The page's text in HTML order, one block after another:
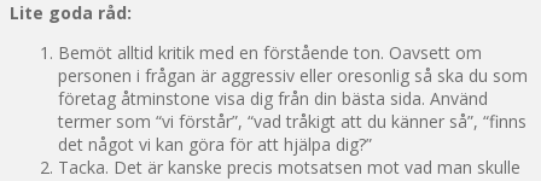
Lite goda råd:
Bemöt alltid kritik med en förstående ton. Oavsett om
personen i frågan är aggressiv eller oresonlig så ska du som
företag åtminstone visa dig från din bästa sida. Använd
termer som “vi förstår”, “vad tråkigt att du känner så”, “finns
det något vi kan göra för att hjälpa dig?”
Tacka. Det är kanske precis motsatsen mot vad man skulle